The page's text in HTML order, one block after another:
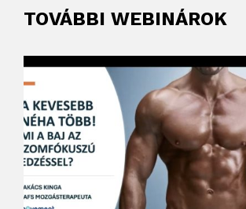
TOVÁBBI WEBINÁROK